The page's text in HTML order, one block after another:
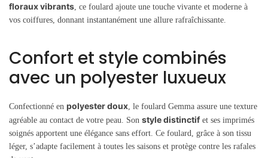
floraux vibrants , ce foulard ajoute une touche vivante et moderne à
vos coiffures, donnant instantanément une allure rafraîchissante.
Confort et style combinés
avec un polyester luxueux
Confectionné en polyester doux , le foulard Gemma assure une texture
agréable au contact de votre peau. Son style distinctifet ses imprimés
soignés apportent une élégance sans effort. Ce foulard, grâce à son tissu
léger, s’adapte facilement à toutes les saisons et protège contre les rafales